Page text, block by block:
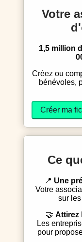
Votre association mérite
1,5
Créez ou complétez votre fiche pour informer
bénévoles,
Créer ma
Ce
Une
Votre
sur
Attirez
Les
pour